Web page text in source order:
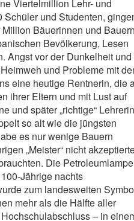
Viertelmillion Lehr- und
Schüler und Studenten,
Bäuerinnen und
Bevölkerung, Lesen
Angst vor der Dunkelheit und
und Probleme mit
eine heutige Rentnerin, die
ihrer Eltern und mit Lust auf
und später „richtige“
so alt wie die jüngsten
es nur wenige Bauern
„Meister“ nicht
Die
Jährige nachts
zum landesweiten
mehr als die Hälfte aller
– in